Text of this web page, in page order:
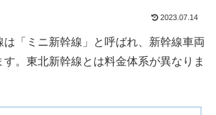
2023.07.14
は「ミニ新幹線」と呼ばれ、新幹線車両
。東北新幹線とは料金体系が異なりま